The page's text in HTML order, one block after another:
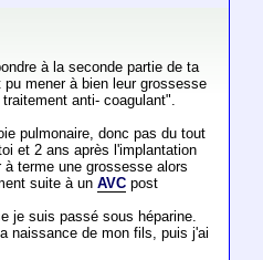
à la seconde partie de ta
mener à bien leur grossesse
anti- coagulant".
pulmonaire, donc pas du tout
et 2 ans après l'implantation
à terme une grossesse alors
suite à un AVCpost
je suis passé sous héparine.
naissance de mon fils, puis j'ai